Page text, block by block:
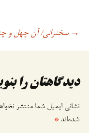
ناوبری
نوشته
→ سخنرانی/ آن چهل و
دیدگاهتان را
نشانی ایمیل شما منتشر
شده‌اند *